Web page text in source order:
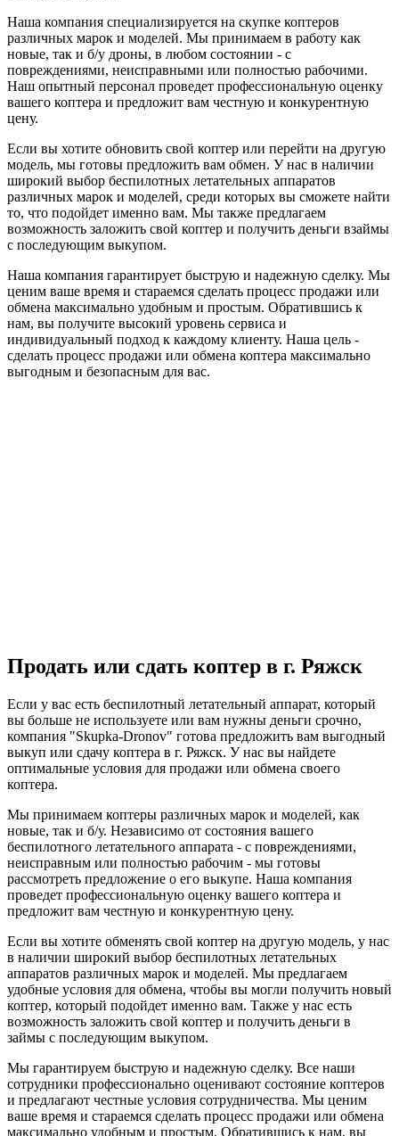
Наша компания специализируется на скупке коптеров
различных марок и моделей. Мы принимаем в работу как
новые, так и б/у дроны, в любом состоянии - с
повреждениями, неисправными или полностью рабочими.
Наш опытный персонал проведет профессиональную оценку
вашего коптера и предложит вам честную и конкурентную
цену.
Если вы хотите обновить свой коптер или перейти на другую
модель, мы готовы предложить вам обмен. У нас в наличии
широкий выбор беспилотных летательных аппаратов
различных марок и моделей, среди которых вы сможете найти
то, что подойдет именно вам. Мы также предлагаем
возможность заложить свой коптер и получить деньги взаймы
с последующим выкупом.
Наша компания гарантирует быструю и надежную сделку. Мы
ценим ваше время и стараемся сделать процесс продажи или
обмена максимально удобным и простым. Обратившись к
нам, вы получите высокий уровень сервиса и
индивидуальный подход к каждому клиенту. Наша цель -
сделать процесс продажи или обмена коптера максимально
выгодным и безопасным для вас.
Продать или сдать коптер в г. Ряжск
Если у вас есть беспилотный летательный аппарат, который
вы больше не используете или вам нужны деньги срочно,
компания "Skupka-Dronov" готова предложить вам выгодный
выкуп или сдачу коптера в г. Ряжск. У нас вы найдете
оптимальные условия для продажи или обмена своего
коптера.
Мы принимаем коптеры различных марок и моделей, как
новые, так и б/у. Независимо от состояния вашего
беспилотного летательного аппарата - с повреждениями,
неисправным или полностью рабочим - мы готовы
рассмотреть предложение о его выкупе. Наша компания
проведет профессиональную оценку вашего коптера и
предложит вам честную и конкурентную цену.
Если вы хотите обменять свой коптер на другую модель, у нас
в наличии широкий выбор беспилотных летательных
аппаратов различных марок и моделей. Мы предлагаем
удобные условия для обмена, чтобы вы могли получить новый
коптер, который подойдет именно вам. Также у нас есть
возможность заложить свой коптер и получить деньги в
займы с последующим выкупом.
Мы гарантируем быструю и надежную сделку. Все наши
сотрудники профессионально оценивают состояние коптеров
и предлагают честные условия сотрудничества. Мы ценим
ваше время и стараемся сделать процесс продажи или обмена
максимально удобным и простым. Обратившись к нам, вы